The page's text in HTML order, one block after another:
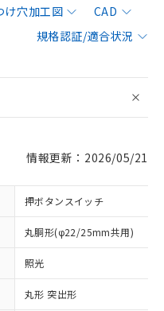
け穴加工図
CAD
規格認証/適合状況
情報更新：2026/05/21
押ボタンスイッチ
丸胴形(φ22/25mm共用)
照光
丸形 突出形